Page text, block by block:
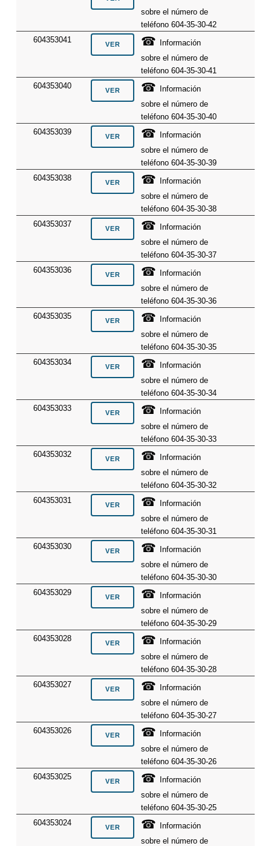
sobre el número de
teléfono 604-35-30-42
604353041
☎ Información
sobre el número de
teléfono 604-35-30-41
604353040
☎ Información
sobre el número de
teléfono 604-35-30-40
604353039
☎ Información
sobre el número de
teléfono 604-35-30-39
604353038
☎ Información
sobre el número de
teléfono 604-35-30-38
604353037
☎ Información
sobre el número de
teléfono 604-35-30-37
604353036
☎ Información
sobre el número de
teléfono 604-35-30-36
604353035
☎ Información
sobre el número de
teléfono 604-35-30-35
604353034
☎ Información
sobre el número de
teléfono 604-35-30-34
604353033
☎ Información
sobre el número de
teléfono 604-35-30-33
604353032
☎ Información
sobre el número de
teléfono 604-35-30-32
604353031
☎ Información
sobre el número de
teléfono 604-35-30-31
604353030
☎ Información
sobre el número de
teléfono 604-35-30-30
604353029
☎ Información
sobre el número de
teléfono 604-35-30-29
604353028
☎ Información
sobre el número de
teléfono 604-35-30-28
604353027
☎ Información
sobre el número de
teléfono 604-35-30-27
604353026
☎ Información
sobre el número de
teléfono 604-35-30-26
604353025
☎ Información
sobre el número de
teléfono 604-35-30-25
604353024
☎ Información
sobre el número de